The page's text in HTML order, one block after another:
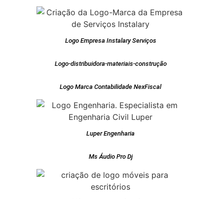
Logo Empresa Instalary Serviços
Logo-distribuidora-materiais-construção
Logo Marca Contabilidade NexFiscal
Luper Engenharia
Ms Áudio Pro Dj